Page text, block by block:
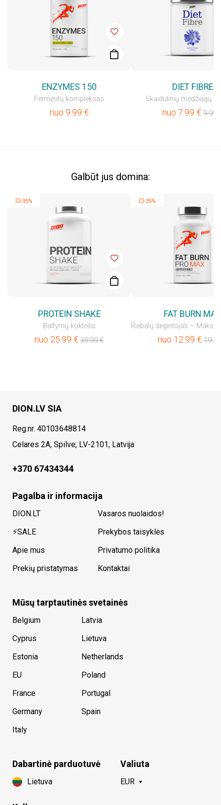
ENZYMES 150
Fermentų kompleksas
nuo 9.99 €
DIET FIBRE
Skaidulinių medžiagų
nuo 7.99 € 9.99
Galbūt jus domina:
💥-35%
PROTEIN SHAKE
Baltymų kokteilis
nuo 25.99 € 39.99€
💥-35%
FAT BURN MAX
nuo 12.99 € 19.99
DION.LV SIA
Reg.nr. 40103648814
Celares 2A, Spilve, LV-2101, Latvija
+370 67434344
Pagalba ir informacija
DION.LT
⚡SALE
Apie mus
Prekių pristatymas
Vasaros nuolaidos!
Prekybos taisyklės
Privatumo politika
Kontaktai
Mūsų tarptautinės svetainės
Belgium
Cyprus
Estonia
EU
France
Germany
Italy
Latvia
Lietuva
Netherlands
Poland
Portugal
Spain
Dabartinė parduotuvė
Lietuva
Valiuta
EUR